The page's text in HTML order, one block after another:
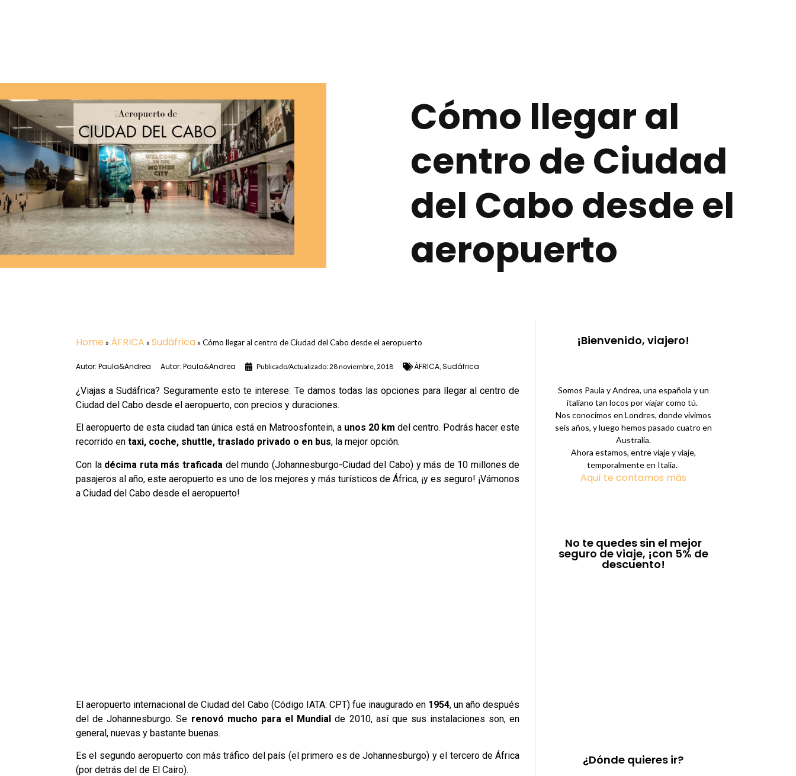
Cómo llegar al
centro de Ciudad
del Cabo desde el
aeropuerto
Home » ÁFRICA » Sudáfrica » Cómo llegar al centro de Ciudad del Cabo desde el aeropuerto
Autor: Paula&Andrea Autor: Paula&Andrea Publicado/Actualizado:28 noviembre, 2018 ÁFRICA, Sudáfrica
¿Viajas a Sudáfrica? Seguramente esto te interese: Te damos todas las opciones para llegar al centro de
Ciudad del Cabo desde el aeropuerto, con precios y duraciones.
El aeropuerto de esta ciudad tan única está en Matroosfontein, a unos 20 km del centro. Podrás hacer este
recorrido en taxi, coche, shuttle, traslado privado o en bus, la mejor opción.
Con la décima ruta más traficada del mundo (Johannesburgo-Ciudad del Cabo) y más de 10 millones de
pasajeros al año, este aeropuerto es uno de los mejores y más turísticos de África, ¡y es seguro! ¡Vámonos
a Ciudad del Cabo desde el aeropuerto!
El aeropuerto internacional de Ciudad del Cabo (Código IATA: CPT) fue inaugurado en 1954, un año después
del de Johannesburgo. Se renovó mucho para el Mundial de 2010, así que sus instalaciones son, en
general, nuevas y bastante buenas.
Es el segundo aeropuerto con más tráfico del país (el primero es de Johannesburgo) y el tercero de África
(por detrás del de El Cairo).
¡Bienvenido, viajero!
Somos Paula y Andrea, una española y un
italiano tan locos por viajar como tú.
Nos conocimos en Londres, donde vivimos
seis años, y luego hemos pasado cuatro en
Australia.
Ahora estamos, entre viaje y viaje,
temporalmente en Italia.
Aquí te contamos más
No te quedes sin el mejor
seguro de viaje, ¡con 5% de
descuento!
¿Dónde quieres ir?